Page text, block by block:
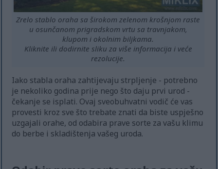
Zrelo stablo oraha sa širokom zelenom krošnjom raste
u osunčanom prigradskom vrtu sa travnjakom,
klupom i okolnim biljkama.
Kliknite ili dodirnite sliku za više informacija i veće
rezolucije.
Iako stabla oraha zahtijevaju strpljenje - potrebno
je nekoliko godina prije nego što daju prvi urod -
čekanje se isplati. Ovaj sveobuhvatni vodič će vas
provesti kroz sve što trebate znati da biste uspješno
uzgajali orahe, od odabira prave sorte za vašu klimu
do berbe i skladištenja vašeg uroda.